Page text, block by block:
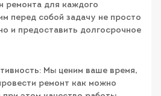
ремонта для каждого
перед собой задачу не просто
и предоставить долгосрочное
Мы ценим ваше время,
ремонт как можно